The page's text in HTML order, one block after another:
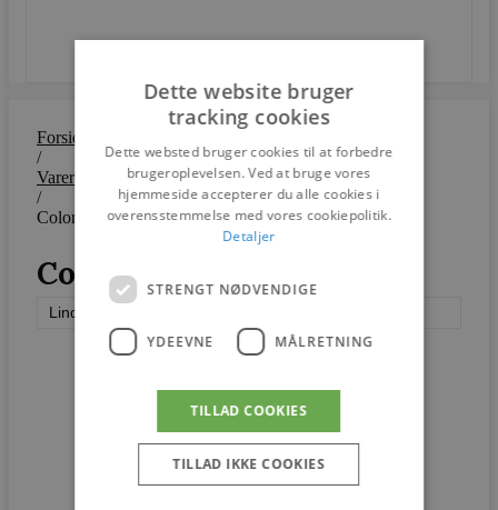
SEND
Forside
/
Varer
/
Color N4
Color N4
Lindebjerg Design
Dette website bruger
tracking cookies
Dette websted bruger cookies til at forbedre
brugeroplevelsen. Ved at bruge vores
hjemmeside accepterer du alle cookies i
overensstemmelse med vores cookiepolitik.
Detaljer
STRENGT NØDVENDIGE
YDEEVNE MÅLRETNING
TILLAD COOKIES
TILLAD IKKE COOKIES